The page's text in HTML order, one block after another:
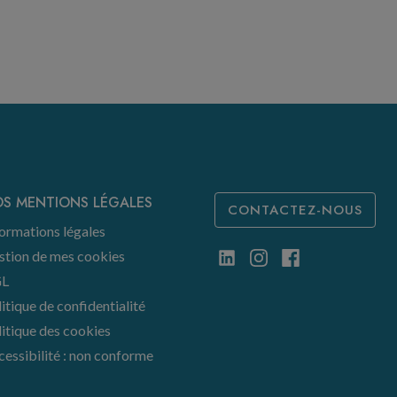
CONTACTEZ-NOUS
MENTIONS LÉGALES
légales
de mes cookies
de confidentialité
des cookies
: non conforme